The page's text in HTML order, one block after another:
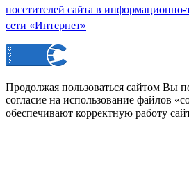
посетителей сайта в
сети «Интернет»
Продолжая пользоваться сайтом Вы
согласие на использование файлов
обеспечивают корректную работу